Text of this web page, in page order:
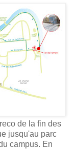
de la fin des
jusqu'au parc
campus. En